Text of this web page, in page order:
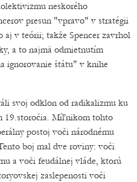
neskorého
presun "vpravo" v stratégii
aj v teórii; takže Spencer zavrhol
a to najmä odmietnutím
ignorovanie štátu" v knihe
svoj odklon od radikalizmu ku
19.storočia. Míľnikom tohto
postoj voči národnému
boj mal dve roviny: voči
a voči feudálnej vláde, ktorú
zaslepenosti voči